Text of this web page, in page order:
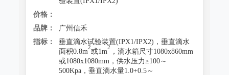
价格：
品牌：
广州信禾
指标：
垂直滴水试验装置(IPX1/IPX2)，垂直滴水
面积0.8m
2
或1m
2
，滴水箱尺寸1080x860mm
或1080x1080mm，供水压力≥100～
500Kpa，垂直滴水量1.0+0.5～